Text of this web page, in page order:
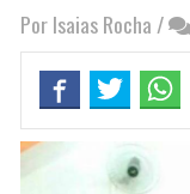
Por Isaias Rocha /